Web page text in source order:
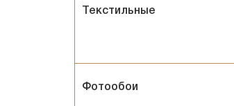
Текстильные
Фотообои